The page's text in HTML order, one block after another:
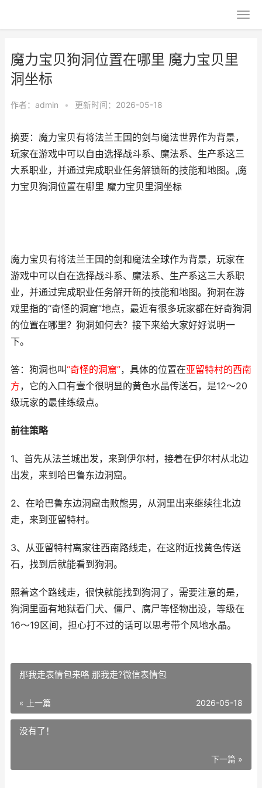
魔力宝贝狗洞位置在哪里 魔力宝贝里
洞坐标
作者： admin • 更新时间：2026-05-18
摘要：魔力宝贝有将法兰王国的剑与魔法世界作为背景，
玩家在游戏中可以自由选择战斗系、魔法系、生产系这三
大系职业，并通过完成职业任务解锁新的技能和地图。,魔
力宝贝狗洞位置在哪里 魔力宝贝里洞坐标
魔力宝贝有将法兰王国的剑和魔法全球作为背景，玩家在
游戏中可以自在选择战斗系、魔法系、生产系这三大系职
业，并通过完成职业任务解开新的技能和地图。狗洞在游
戏里指的“奇怪的洞窟”地点，最近有很多玩家都在好奇狗洞
的位置在哪里？狗洞如何去？接下来给大家好好说明一
下。
答：狗洞也叫“奇怪的洞窟”，具体的位置在亚留特村的西南
方，它的入口有壹个很明显的黄色水晶传送石，是12～20
级玩家的最佳练级点。
前往策略
1、首先从法兰城出发，来到伊尔村，接着在伊尔村从北边
出发，来到哈巴鲁东边洞窟。
2、在哈巴鲁东边洞窟击败熊男，从洞里出来继续往北边
走，来到亚留特村。
3、从亚留特村离家往西南路线走，在这附近找黄色传送
石，找到后就能看到狗洞。
照着这个路线走，很快就能找到狗洞了，需要注意的是，
狗洞里面有地狱看门犬、僵尸、腐尸等怪物出没，等级在
16～19区间，担心打不过的话可以思考带个风地水晶。
那我走表情包来咯 那我走?微信表情包
« 上一篇 2026-05-18
没有了！
下一篇 »